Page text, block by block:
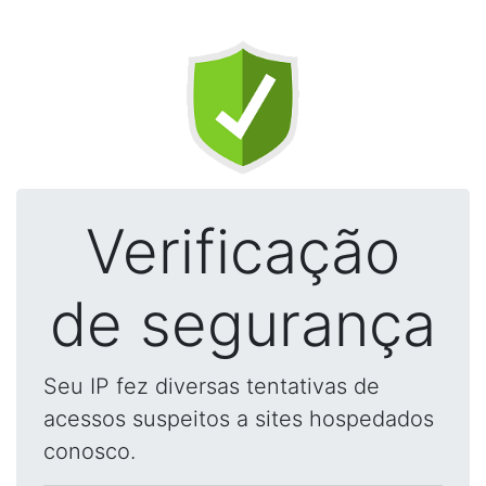
Verificação
de segurança
Seu IP fez diversas tentativas de
acessos suspeitos a sites hospedados
conosco.